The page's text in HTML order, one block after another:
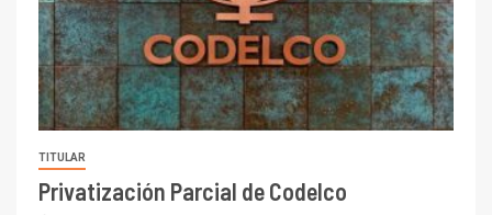
TITULAR
Privatización Parcial de Codelco